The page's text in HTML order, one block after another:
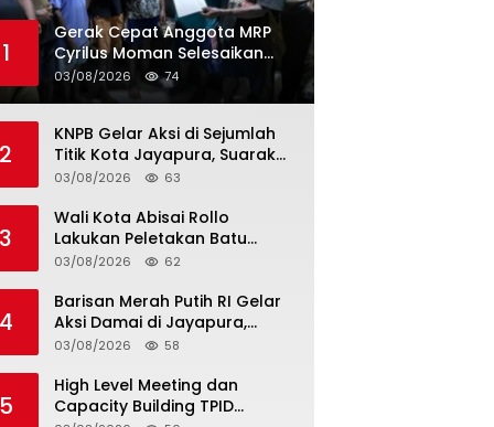
1
Gerak Cepat Anggota MRP
Cyrilus Moman Selesaikan
Kasus Dua Mahasiswa Asal
Yapen yang Dikeroyok
03/08/2026 74
2
KNPB Gelar Aksi di Sejumlah
Titik Kota Jayapura, Suarakan
Papua Zona Darurat Militer
03/08/2026 63
3
Wali Kota Abisai Rollo
Lakukan Peletakan Batu
Pertama Gereja GKI Bahtera
Bantuan Rp200 Juta
03/08/2026 62
4
Barisan Merah Putih RI Gelar
Aksi Damai di Jayapura,
Serukan Papua Aman dan
03/08/2026 58
5
High Level Meeting dan
Capacity Building TPID